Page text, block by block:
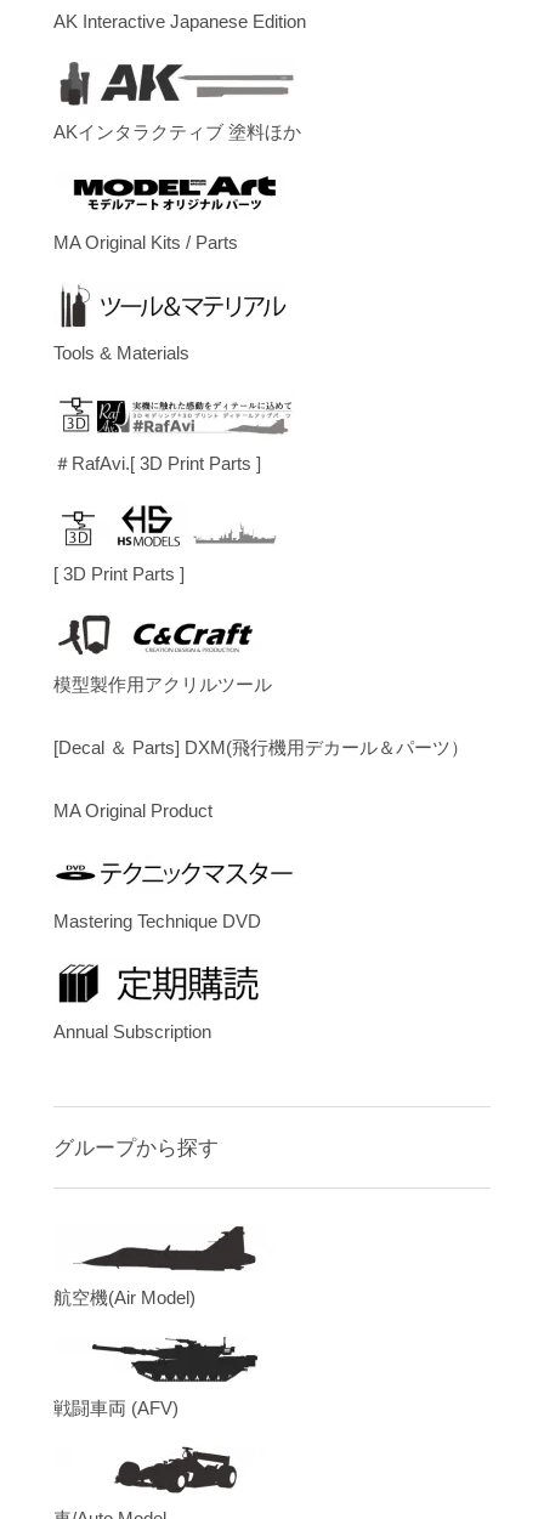
AK Interactive Japanese Edition
AKインタラクティブ 塗料ほか
MA Original Kits / Parts
Tools & Materials
＃RafAvi.[ 3D Print Parts ]
[ 3D Print Parts ]
模型製作用アクリルツール
[Decal ＆ Parts] DXM(飛行機用デカール＆パーツ）
MA Original Product
Mastering Technique DVD
Annual Subscription
グループから探す
航空機(Air Model)
戦闘車両 (AFV)